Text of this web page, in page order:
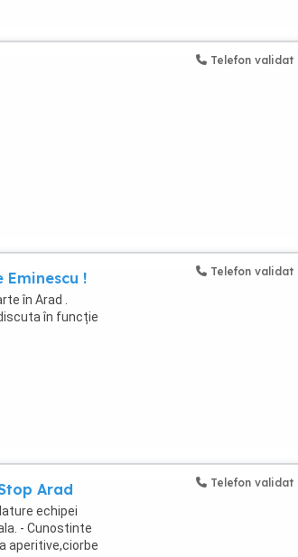
Telefon validat
!
în Arad .
în funcție
Telefon validat
Arad
echipei
- Cunostinte
aperitive,ciorbe
Telefon validat